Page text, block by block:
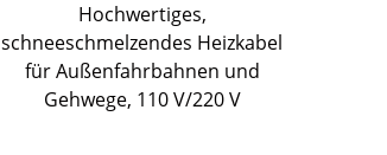
Hochwertiges,
schneeschmelzendes Heizkabel
für Außenfahrbahnen und
Gehwege, 110 V/220 V